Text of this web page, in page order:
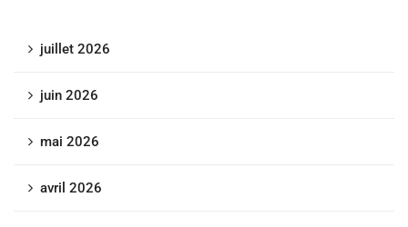
juillet 2026
juin 2026
mai 2026
avril 2026